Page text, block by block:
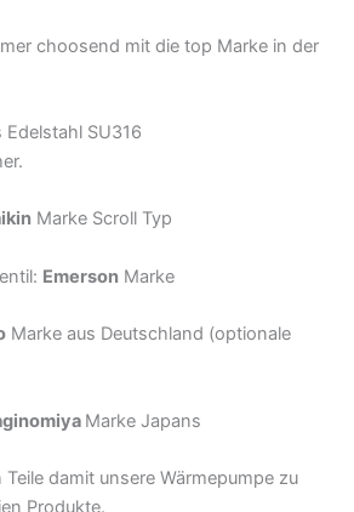
choosend mit die top Marke in der
SU316
Marke Scroll Typ
Emerson Marke
Marke aus Deutschland (optionale
Marke Japans
damit unsere Wärmepumpe zu
Produkte.